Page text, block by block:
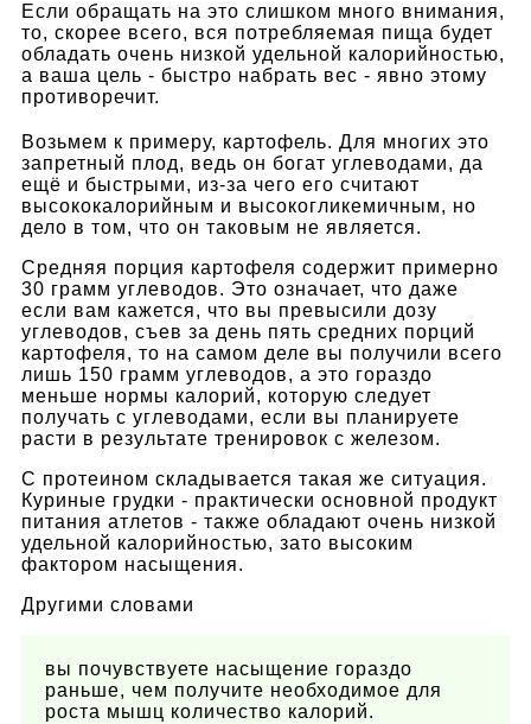
Если обращать на это слишком много внимания,
то, скорее всего, вся потребляемая пища будет
обладать очень низкой удельной калорийностью,
а ваша цель - быстро набрать вес - явно этому
противоречит.
Возьмем к примеру, картофель. Для многих это
запретный плод, ведь он богат углеводами, да
ещё и быстрыми, из-за чего его считают
высококалорийным и высокогликемичным, но
дело в том, что он таковым не является.
Средняя порция картофеля содержит примерно
30 грамм углеводов. Это означает, что даже
если вам кажется, что вы превысили дозу
углеводов, съев за день пять средних порций
картофеля, то на самом деле вы получили всего
лишь 150 грамм углеводов, а это гораздо
меньше нормы калорий, которую следует
получать с углеводами, если вы планируете
расти в результате тренировок с железом.
С протеином складывается такая же ситуация.
Куриные грудки - практически основной продукт
питания атлетов - также обладают очень низкой
удельной калорийностью, зато высоким
фактором насыщения.
Другими словами
вы почувствуете насыщение гораздо
раньше, чем получите необходимое для
роста мышц количество калорий.